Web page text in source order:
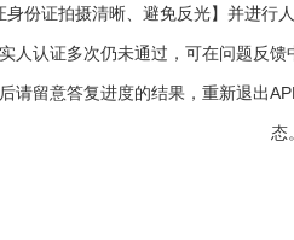
身份证拍摄清晰、避免反光】并进行
认证多次仍未通过，可在问题反馈
请留意答复进度的结果，重新退出
态